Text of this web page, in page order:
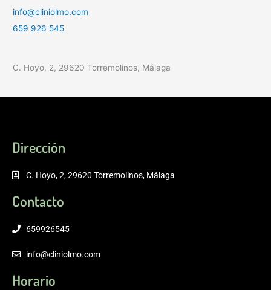
info@cliniolmo.com
659 926 545
C. Hoyo, 2, 29620 Torremolinos, Málaga
Dirección
C. Hoyo, 2, 29620 Torremolinos, Málaga
Contacto
659926545
info@cliniolmo.com
Horario